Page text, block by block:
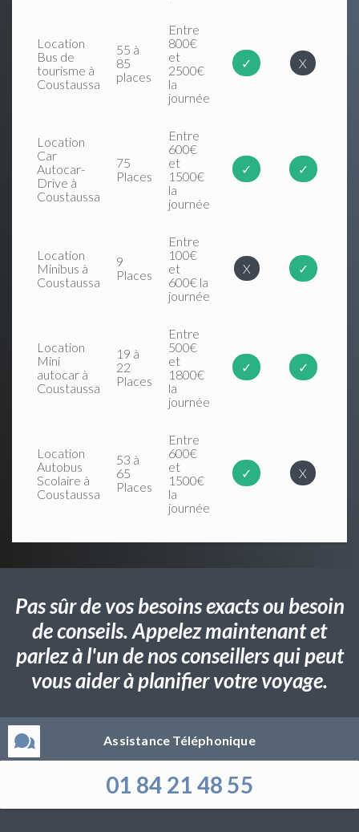
Location
Bus de
tourisme à
Coustaussa
55 à
85
places
Entre
800€
et
2500€
la
journée
✓ X
Location
Car
Autocar-
Drive à
Coustaussa
75
Places
Entre
600€
et
1500€
la
journée
✓ ✓
Location
Minibus à
Coustaussa
9
Places
Entre
100€
et
600€ la
journée
X ✓
Location
Mini
autocar à
Coustaussa
19 à
22
Places
Entre
500€
et
1800€
la
journée
✓ ✓
Location
Autobus
Scolaire à
Coustaussa
53 à
65
Places
Entre
600€
et
1500€
la
journée
✓ X
Pas sûr de vos besoins exacts ou besoin
de conseils. Appelez maintenant et
parlez à l'un de nos conseillers qui peut
vous aider à planifier votre voyage.
Assistance Téléphonique
01 84 21 48 55